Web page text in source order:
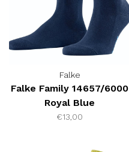
Falke
Falke Family 14657/6000
Royal Blue
€13,00